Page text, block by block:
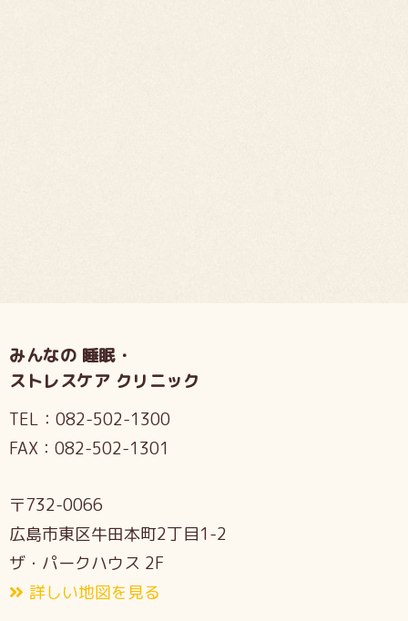
みんなの 睡眠・
ストレスケア クリニック
TEL： 082-502-1300
FAX： 082-502-1301
〒732-0066
広島市東区牛田本町2丁目1-2
ザ・パークハウス 2F
詳しい地図を見る